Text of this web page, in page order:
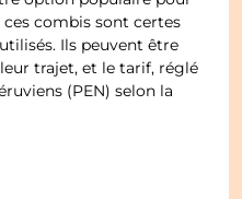
combis sont certes
Ils peuvent être
trajet, et le tarif, réglé
(PEN) selon la